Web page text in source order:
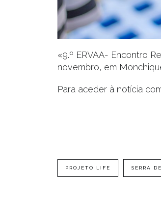
«9.º ERVAA- Encontro
novembro, em
Para aceder à notícia
PROJETO LIFE SERRA